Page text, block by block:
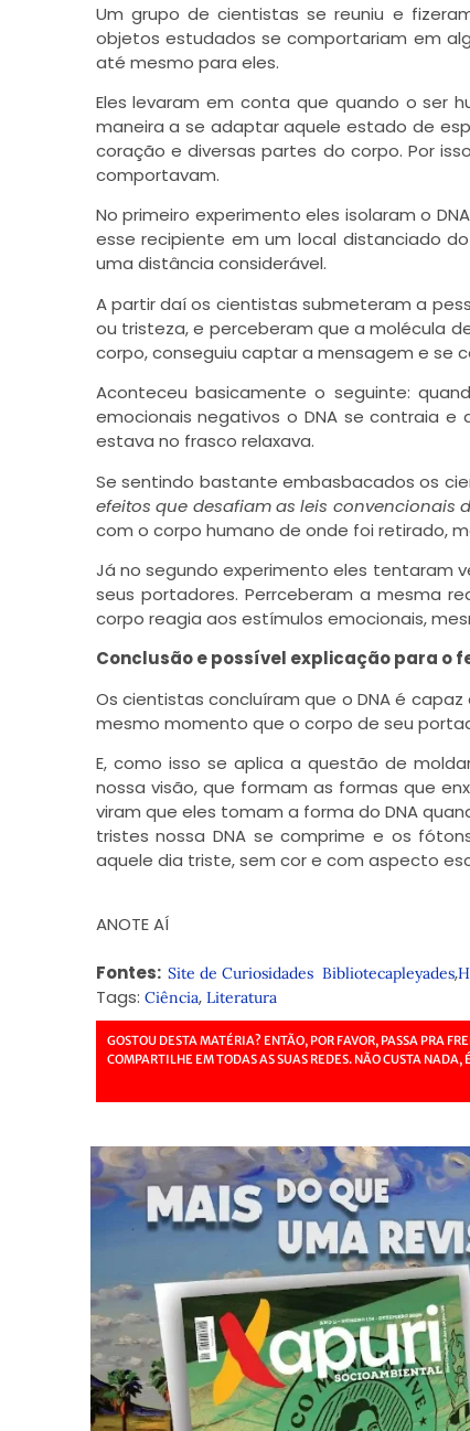
Um grupo de cientistas se reuniu e
objetos estudados se comportariam em
até mesmo para eles.
Eles levaram em conta que quando o ser
maneira a se adaptar aquele estado de
coração e diversas partes do corpo. Por
comportavam.
No primeiro experimento eles isolaram o
esse recipiente em um local distanciado
uma distância considerável.
A partir daí os cientistas submeteram a
ou tristeza, e perceberam que a molécula
corpo, conseguiu captar a mensagem e se
Aconteceu basicamente o seguinte:
emocionais negativos o DNA se contraia
estava no frasco relaxava.
Se sentindo bastante embasbacados os
efeitos que desafiam as leis convencionais
com o corpo humano de onde foi retirado,
Já no segundo experimento eles tentaram
seus portadores. Perrceberam a mesma
corpo reagia aos estímulos emocionais,
Conclusão e possível explicação para o
Os cientistas concluíram que o DNA é
mesmo momento que o corpo de seu
E, como isso se aplica a questão de
nossa visão, que formam as formas que
viram que eles tomam a forma do DNA
tristes nossa DNA se comprime e os
aquele dia triste, sem cor e com aspecto
ANOTE AÍ
Fontes: Site de Curiosidades Bibliotecapleyades,
Tags: Ciência, Literatura
GOSTOU DESTA MATÉRIA? ENTÃO, POR FAVOR, PASSA PRA
COMPARTILHE EM TODAS AS SUAS REDES. NÃO CUSTA NADA,